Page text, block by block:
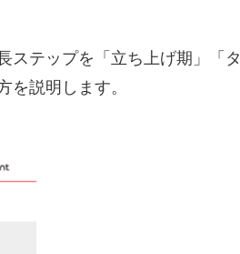
ステップを「立ち上げ期」「タ
説明します。